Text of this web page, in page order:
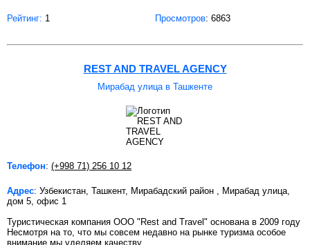
Рейтинг: 1 Просмотров: 6863
REST AND TRAVEL AGENCY
Мирабад улица в Ташкенте
Телефон: (+998 71) 256 10 12
Адрес: Узбекистан, Ташкент, Мирабадский район , Мирабад улица,
дом 5, офис 1
Туристическая компания ООО "Rest and Travel" основана в 2009 году
Несмотря на то, что мы совсем недавно на рынке туризма особое
внимание мы уделяем качеству